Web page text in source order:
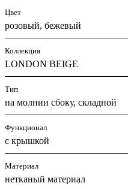
Цвет
розовый, бежевый
Коллекция
LONDON BEIGE
Тип
на молнии сбоку, складной
Функционал
с крышкой
Материал
нетканый материал